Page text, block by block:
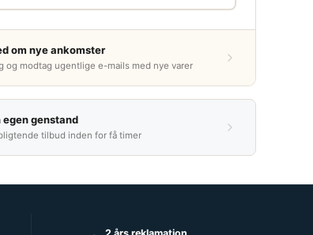
om nye ankomster
og modtag ugentlige e-mails med nye varer
genstand
tilbud inden for få timer